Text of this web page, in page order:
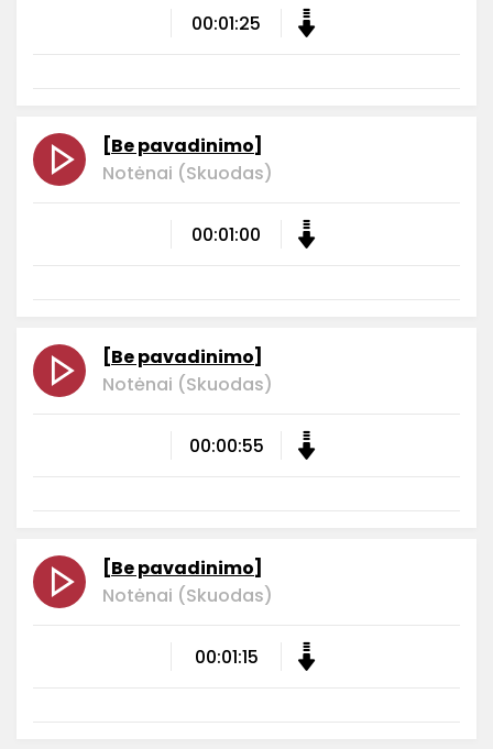
00:01:25
[Be pavadinimo]
Notėnai (Skuodas)
00:01:00
[Be pavadinimo]
Notėnai (Skuodas)
00:00:55
[Be pavadinimo]
Notėnai (Skuodas)
00:01:15